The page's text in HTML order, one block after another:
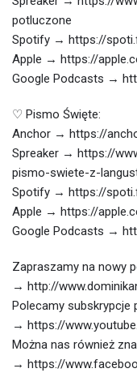
potluczone
Spotify → https://
Apple → https://
Google Podcasts →
♡ Pismo Święte:
Anchor → https://
Spreaker → https://
pismo-swiete-z-
Spotify → https://
Apple → https://
Google Podcasts →
Zapraszamy na nowy
→ http://
Polecamy subskrypcje
→ https://
Można nas również
→ https://